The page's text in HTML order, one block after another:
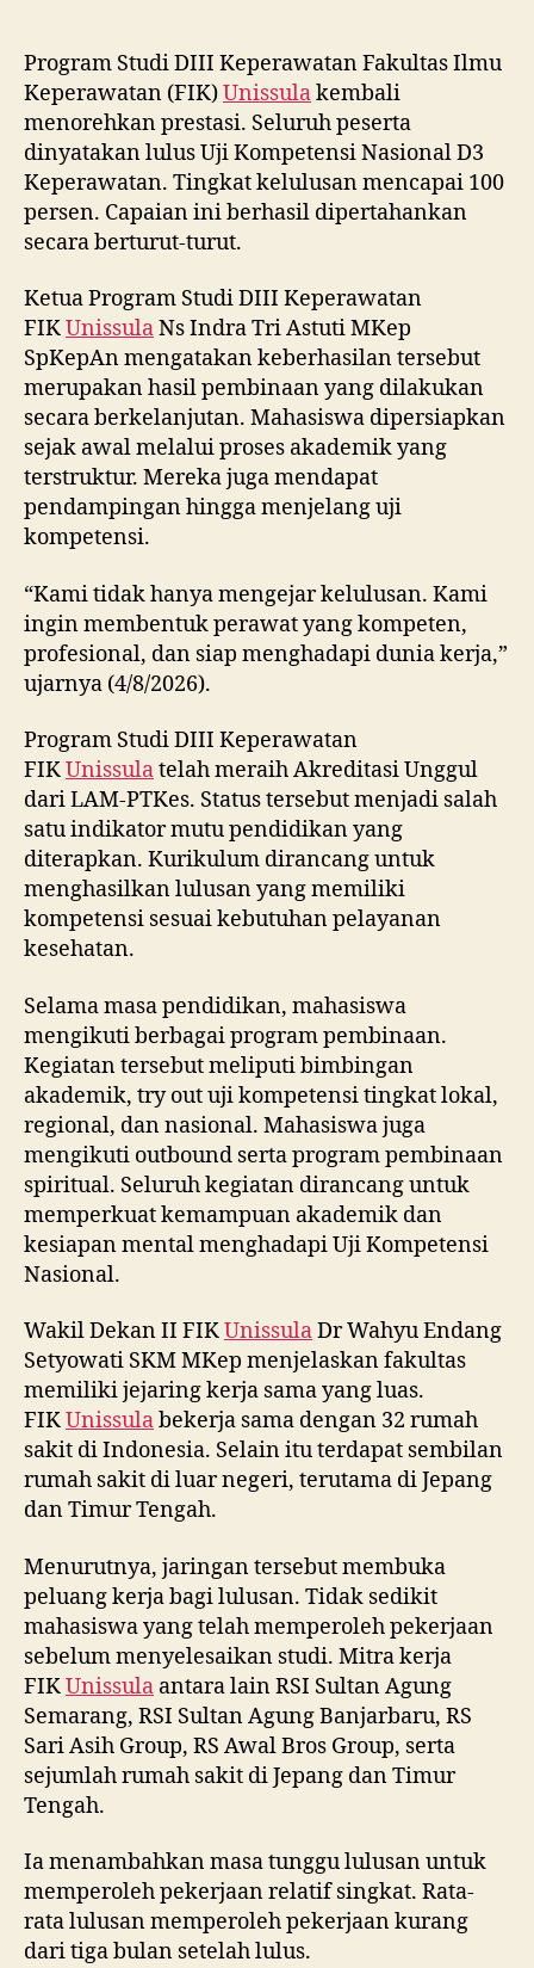
Program Studi DIII Keperawatan Fakultas Ilmu
Keperawatan (FIK)Unissulakembali
menorehkan prestasi. Seluruh peserta
dinyatakan lulus Uji Kompetensi Nasional D3
Keperawatan. Tingkat kelulusan mencapai 100
persen. Capaian ini berhasil dipertahankan
secara berturut-turut.
Ketua Program Studi DIII Keperawatan
FIKUnissulaNs Indra Tri Astuti MKep
SpKepAn mengatakan keberhasilan tersebut
merupakan hasil pembinaan yang dilakukan
secara berkelanjutan. Mahasiswa dipersiapkan
sejak awal melalui proses akademik yang
terstruktur. Mereka juga mendapat
pendampingan hingga menjelang uji
kompetensi.
“Kami tidak hanya mengejar kelulusan. Kami
ingin membentuk perawat yang kompeten,
profesional, dan siap menghadapi dunia kerja,”
ujarnya (4/8/2026).
Program Studi DIII Keperawatan
FIKUnissulatelah meraih Akreditasi Unggul
dari LAM-PTKes. Status tersebut menjadi salah
satu indikator mutu pendidikan yang
diterapkan. Kurikulum dirancang untuk
menghasilkan lulusan yang memiliki
kompetensi sesuai kebutuhan pelayanan
kesehatan.
Selama masa pendidikan, mahasiswa
mengikuti berbagai program pembinaan.
Kegiatan tersebut meliputi bimbingan
akademik, try out uji kompetensi tingkat lokal,
regional, dan nasional. Mahasiswa juga
mengikuti outbound serta program pembinaan
spiritual. Seluruh kegiatan dirancang untuk
memperkuat kemampuan akademik dan
kesiapan mental menghadapi Uji Kompetensi
Nasional.
Wakil Dekan II FIKUnissulaDr Wahyu Endang
Setyowati SKM MKep menjelaskan fakultas
memiliki jejaring kerja sama yang luas.
FIKUnissulabekerja sama dengan 32 rumah
sakit di Indonesia. Selain itu terdapat sembilan
rumah sakit di luar negeri, terutama di Jepang
dan Timur Tengah.
Menurutnya, jaringan tersebut membuka
peluang kerja bagi lulusan. Tidak sedikit
mahasiswa yang telah memperoleh pekerjaan
sebelum menyelesaikan studi. Mitra kerja
FIKUnissula antara lain RSI Sultan Agung
Semarang, RSI Sultan Agung Banjarbaru, RS
Sari Asih Group, RS Awal Bros Group, serta
sejumlah rumah sakit di Jepang dan Timur
Tengah.
Ia menambahkan masa tunggu lulusan untuk
memperoleh pekerjaan relatif singkat. Rata-
rata lulusan memperoleh pekerjaan kurang
dari tiga bulan setelah lulus.